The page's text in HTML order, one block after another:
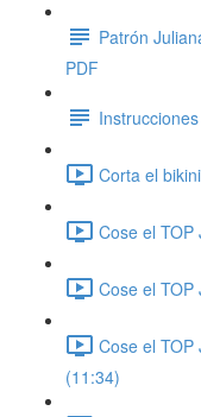
Patrón
PDF
Corta el
Cose el
Cose el TOP
Cose el TOP
(11:34)